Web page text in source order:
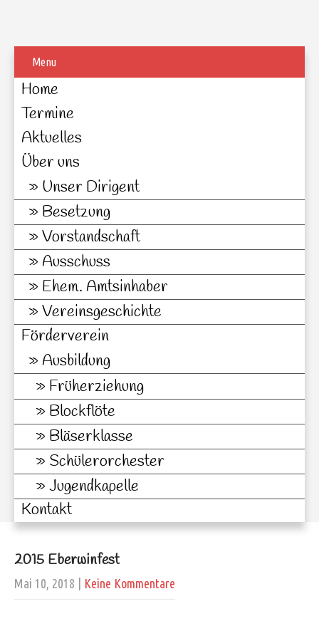
Menu
Home
Termine
Aktuelles
Über uns
Unser Dirigent
Besetzung
Vorstandschaft
Ausschuss
Ehem. Amtsinhaber
Vereinsgeschichte
Förderverein
Ausbildung
Früherziehung
Blockflöte
Bläserklasse
Schülerorchester
Jugendkapelle
Kontakt
2015 Eberwinfest
Mai 10, 2018 Keine Kommentare